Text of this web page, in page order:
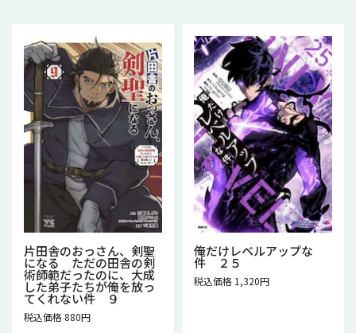
片田舎のおっさん、剣聖
になる ただの田舎の剣
術師範だったのに、大成
した弟子たちが俺を放っ
てくれない件 ９
税込価格 880円
俺だけレベルアップな
件 ２５
税込価格 1,320円